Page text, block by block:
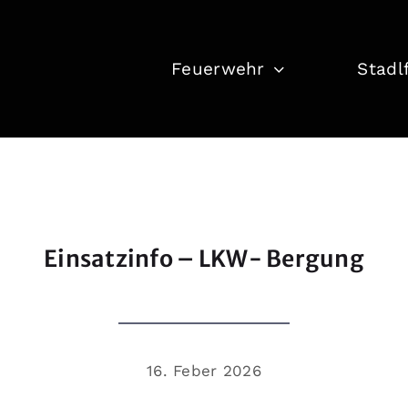
Feuerwehr
Einsatzinfo – LKW- Bergung
16. Feber 2026